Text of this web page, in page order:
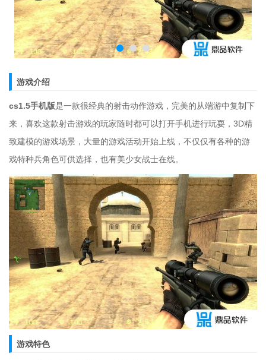
游戏介绍
cs1.5手机版是一款很经典的射击动作游戏，完美的从端游中复制下
来，喜欢这款射击游戏的玩家随时都可以打开手机进行玩耍，3D精
致建模的游戏场景，大量的游戏活动开始上线，不仅仅有各种的游
戏特种兵角色可供选择，也有美少女战士在线。
游戏特色